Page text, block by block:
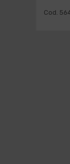
Cod.